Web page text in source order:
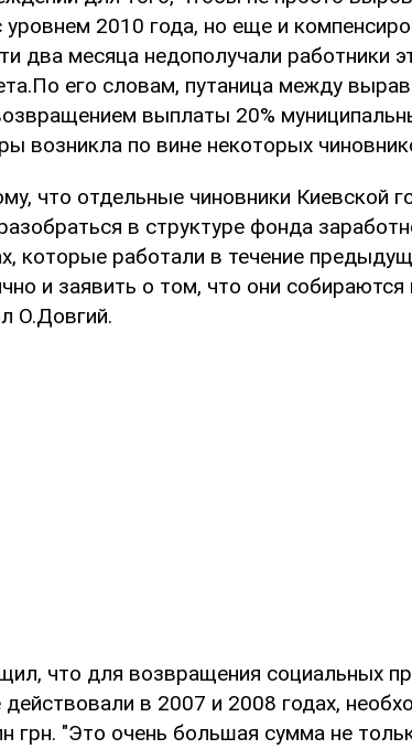
2010 года, но еще и
два месяца недополучали работники
его словам, путаница между
выплаты 20%
возникла по вине некоторых
что отдельные чиновники Киевской
в структуре фонда
которые работали в течение
и заявить о том, что они собираются
О.Довгий.
что для возвращения социальных
в 2007 и 2008 годах,
грн. "Это очень большая сумма не